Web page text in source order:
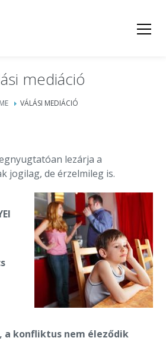
mediáció
VÁLÁSI MEDIÁCIÓ
lezárja a
jogilag, de érzelmileg is.
a konfliktus nem éleződik